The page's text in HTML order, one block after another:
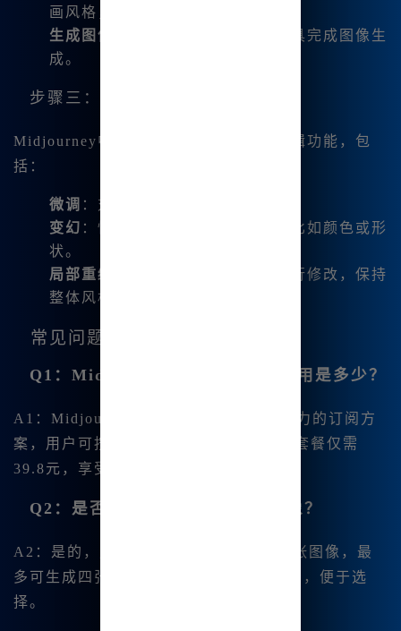
画风格，包括插画风、写实风等。
生成图像
：点击生成按钮，等待工具完成图像生
成。
步骤三：使用编辑功能
Midjourney中文版提供了丰富的图片编辑功能，包
括：
微调 ：对生成的图像进行细节调整。
变幻 ：快速修改图像的某些元素，比如颜色或形
状。
局部重绘
：只对图像的某一部分进行修改，保持
整体风格一致。
常见问题解答
Q1：Midjourney中文版的使用费用是多少？
A1：Midjourney中文版提供了极具竞争力的订阅方
案，用户可按月最低9.9元起，每月高级套餐仅需
39.8元，享受无限次使用。
Q2：是否可以一次性生成多张图像？
A2：是的，用户可以选择一次性生成多张图像，最
多可生成四张图像，并以四宫格形式展示，便于选
择。